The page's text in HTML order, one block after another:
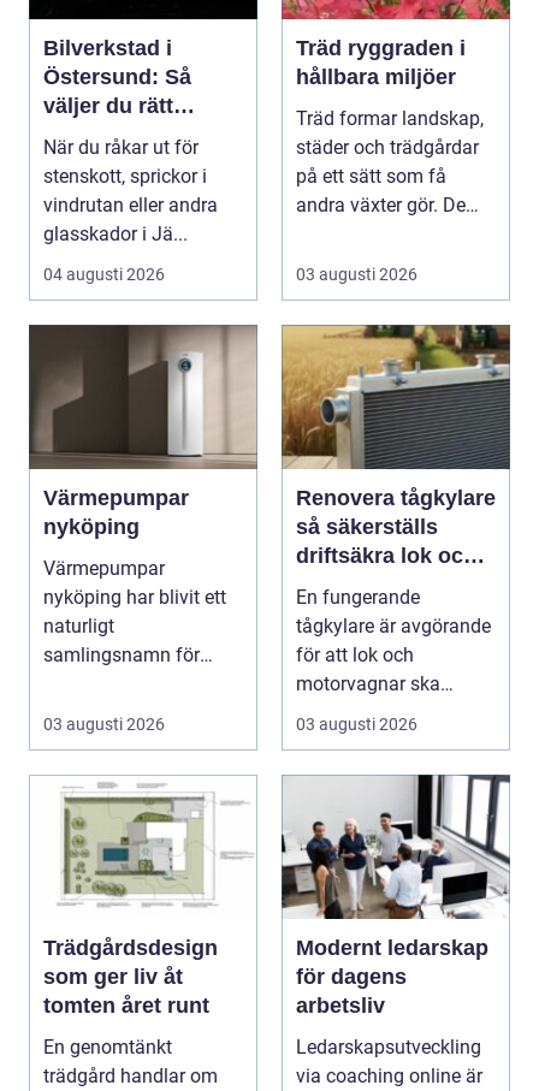
Bilverkstad i
Östersund: Så
väljer du rätt
verkstad för
glasskador
När du råkar ut för
stenskott, sprickor i
vindrutan eller andra
glasskador i Jä...
04 augusti 2026
Träd ryggraden i
hållbara miljöer
Träd formar landskap,
städer och trädgårdar
på ett sätt som få
andra växter gör. De
03 augusti 2026
Värmepumpar
nyköping
Värmepumpar
nyköping har blivit ett
naturligt
samlingsnamn för
kombinera lägre ene...
03 augusti 2026
Renovera tågkylare
så säkerställs
driftsäkra lok och
tågsystem
En fungerande
tågkylare är avgörande
för att lok och
motorvagnar ska
kunna leverera pålitlig
drift d...
03 augusti 2026
Trädgårdsdesign
som ger liv åt
tomten året runt
En genomtänkt
trädgård handlar om
Modernt ledarskap
för dagens
arbetsliv
Ledarskapsutveckling
via coaching online är